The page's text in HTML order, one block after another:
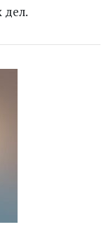
дел.